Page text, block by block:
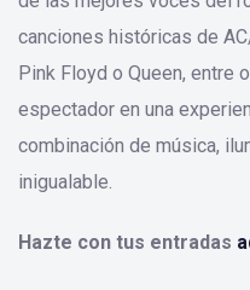
canciones históricas de
Pink Floyd o Queen, entre
espectador en una
combinación de música,
inigualable.
Hazte con tus entradas